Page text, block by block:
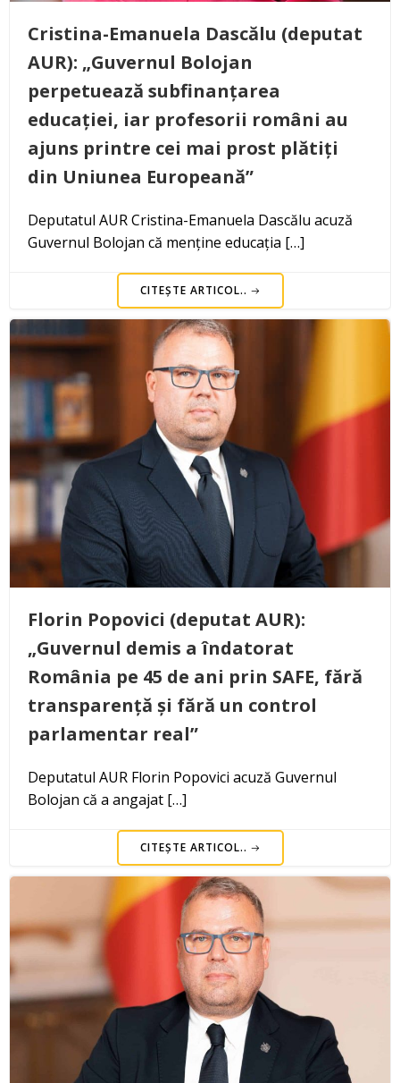
Cristina-Emanuela Dascălu (deputat
AUR): „Guvernul Bolojan
perpetuează subfinanțarea
educației, iar profesorii români au
ajuns printre cei mai prost plătiți
din Uniunea Europeană”
Deputatul AUR Cristina-Emanuela Dascălu acuză
Guvernul Bolojan că menține educația […]
CITEȘTE ARTICOL..
Florin Popovici (deputat AUR):
„Guvernul demis a îndatorat
România pe 45 de ani prin SAFE, fără
transparență și fără un control
parlamentar real”
Deputatul AUR Florin Popovici acuză Guvernul
Bolojan că a angajat […]
CITEȘTE ARTICOL..